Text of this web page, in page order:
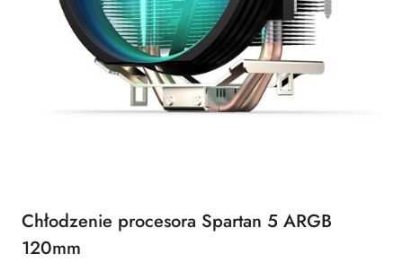
Chłodzenie procesora Spartan 5 ARGB
120mm